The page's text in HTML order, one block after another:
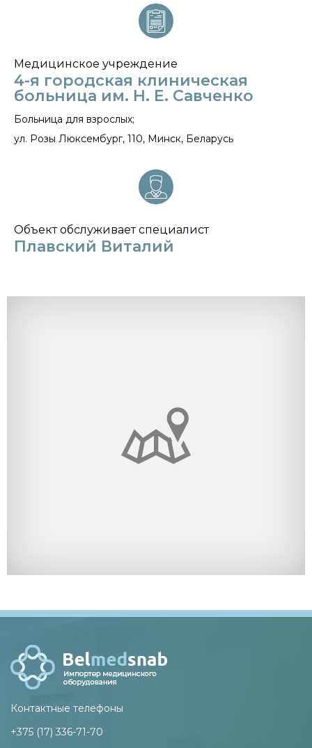
Медицинское учреждение
4-я городская клиническая
больница им. Н. Е. Савченко
Больница для взрослых;
ул. Розы Люксембург, 110, Минск, Беларусь
Объект обслуживает специалист
Плавский Виталий
Контактные телефоны
+375 (17) 336-71-70